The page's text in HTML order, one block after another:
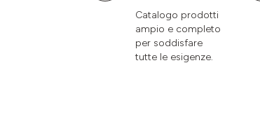
Catalogo prodotti
ampio e completo
per soddisfare
tutte le esigenze.